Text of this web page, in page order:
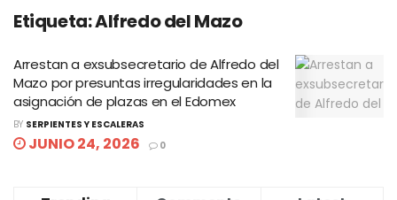
Etiqueta:Alfredo del Mazo
Arrestan a exsubsecretario de Alfredo del
Mazo por presuntas irregularidades en la
asignación de plazas en el Edomex
BY SERPIENTES Y ESCALERAS
JUNIO 24, 2026 0